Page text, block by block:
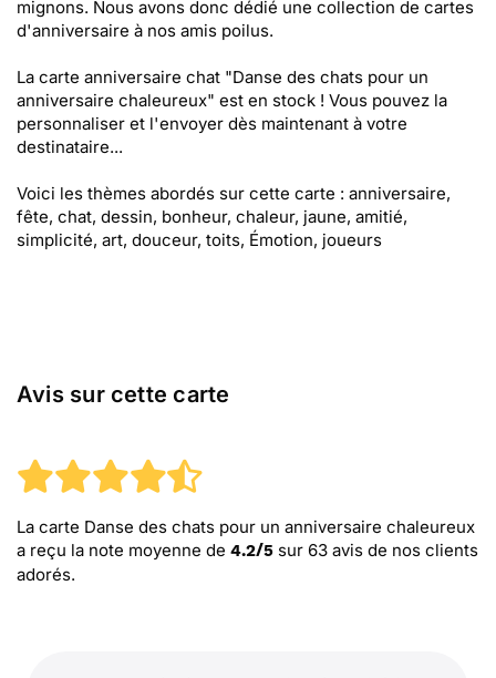
mignons. Nous avons donc dédié une collection de cartes
d'anniversaire à nos amis poilus.
La carte anniversaire chat "Danse des chats pour un
anniversaire chaleureux" est en stock ! Vous pouvez la
personnaliser et l'envoyer dès maintenant à votre
destinataire...
Voici les thèmes abordés sur cette carte : anniversaire,
fête, chat, dessin, bonheur, chaleur, jaune, amitié,
simplicité, art, douceur, toits, Émotion, joueurs
Avis sur cette carte
La carte Danse des chats pour un anniversaire chaleureux
a reçu la note moyenne de 4.2/5 sur 63 avis de nos clients
adorés.